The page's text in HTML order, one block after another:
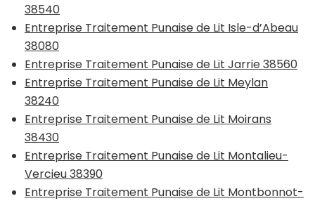
38540
Entreprise Traitement Punaise de Lit Isle-d’Abeau
38080
Entreprise Traitement Punaise de Lit Jarrie 38560
Entreprise Traitement Punaise de Lit Meylan
38240
Entreprise Traitement Punaise de Lit Moirans
38430
Entreprise Traitement Punaise de Lit Montalieu-
Vercieu 38390
Entreprise Traitement Punaise de Lit Montbonnot-